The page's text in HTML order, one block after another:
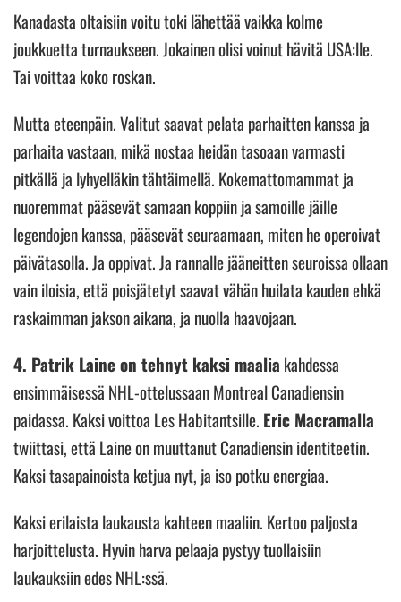
Kanadasta oltaisiin voitu toki lähettää vaikka kolme
joukkuetta turnaukseen. Jokainen olisi voinut hävitä USA:lle.
Tai voittaa koko roskan.
Mutta eteenpäin. Valitut saavat pelata parhaitten kanssa ja
parhaita vastaan, mikä nostaa heidän tasoaan varmasti
pitkällä ja lyhyelläkin tähtäimellä. Kokemattomammat ja
nuoremmat pääsevät samaan koppiin ja samoille jäille
legendojen kanssa, pääsevät seuraamaan, miten he operoivat
päivätasolla. Ja oppivat. Ja rannalle jääneitten seuroissa ollaan
vain iloisia, että poisjätetyt saavat vähän huilata kauden ehkä
raskaimman jakson aikana, ja nuolla haavojaan.
4. Patrik Laine on tehnyt kaksi maalia kahdessa
ensimmäisessä NHL-ottelussaan Montreal Canadiensin
paidassa. Kaksi voittoa Les Habitantsille. Eric Macramalla
twiittasi, että Laine on muuttanut Canadiensin identiteetin.
Kaksi tasapainoista ketjua nyt, ja iso potku energiaa.
Kaksi erilaista laukausta kahteen maaliin. Kertoo paljosta
harjoittelusta. Hyvin harva pelaaja pystyy tuollaisiin
laukauksiin edes NHL:ssä.